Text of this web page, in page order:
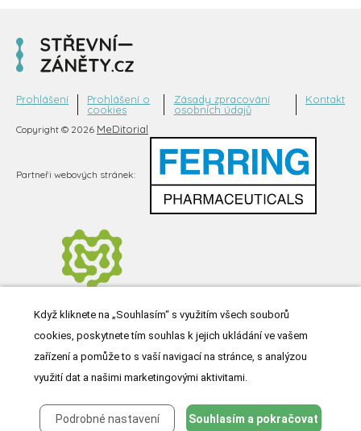
Copyright © 2026 MeDitorial
Prohlášení
Prohlášení o
cookies
Zásady zpracování
osobních údajů
Kontakt
Partneři webových stránek:
Když kliknete na „Souhlasím“ s využitím všech souborů
cookies, poskytnete tím souhlas k jejich ukládání ve vašem
zařízení a pomůže to s vaší navigací na stránce, s analýzou
využití dat a našimi marketingovými aktivitami.
Podrobné nastavení Souhlasím a pokračovat